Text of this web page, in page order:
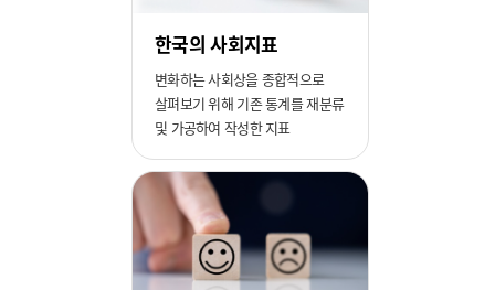
한국의 사회지표
변화하는 사회상을 종합적으로
살펴보기 위해 기존 통계를 재분류
및 가공하여 작성한 지표